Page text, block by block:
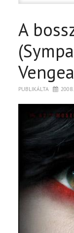
PÓLÓ RENDELÉS
A
PUBLIKÁLTA